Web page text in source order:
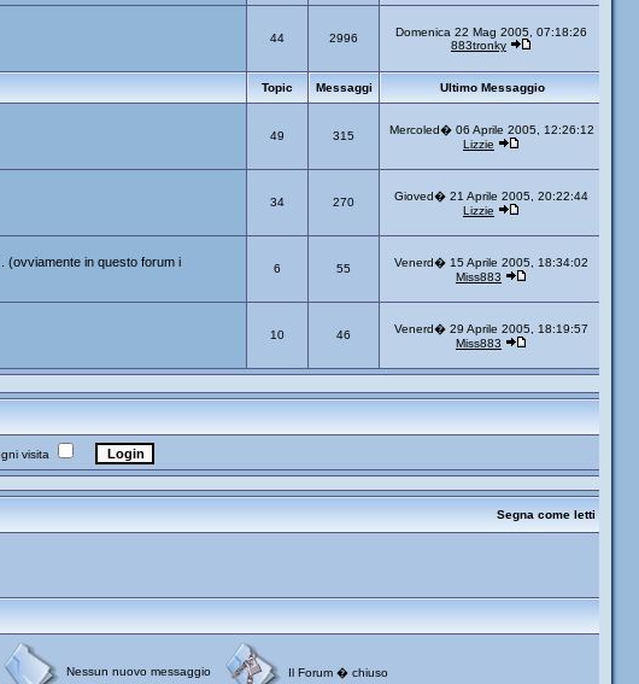
44 2996
Domenica 22 Mag 2005, 07:18:26
883tronky
Topic Messaggi Ultimo Messaggio
49 315
Mercoled� 06 Aprile 2005, 12:26:12
Lizzie
34 270
Gioved� 21 Aprile 2005, 20:22:44
Lizzie
(ovviamente in questo forum i
6 55
Venerd� 15 Aprile 2005, 18:34:02
Miss883
10 46
Venerd� 29 Aprile 2005, 18:19:57
Miss883
visita
Segna come letti
Nessun nuovo messaggio Il Forum � chiuso